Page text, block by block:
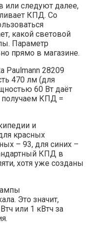
или следуют далее,
КПД. Со
какой световой
Параметр
прямо в магазине.
Paulmann 28209
470 лм (для
60 Вт даёт
получаем КПД =
и
красных
– 93, для синих –
КПД в
хотя уже созданы
Это значит,
или 1 кВтч за